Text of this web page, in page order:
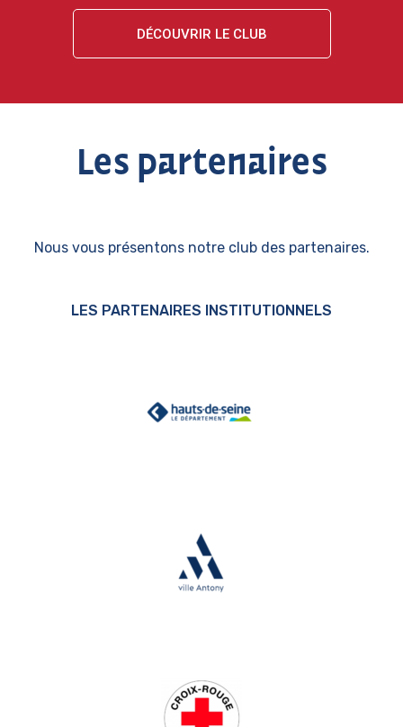
DÉCOUVRIR LE CLUB
Les partenaires
Nous vous présentons notre club des partenaires.
LES PARTENAIRES INSTITUTIONNELS